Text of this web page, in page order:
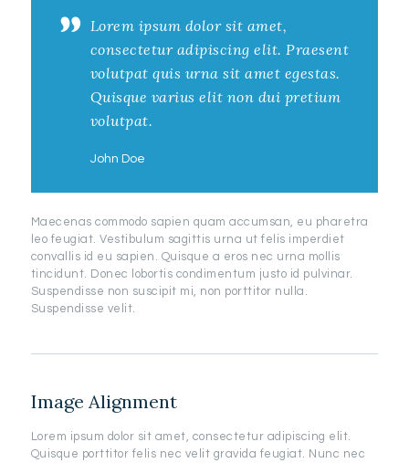
Lorem ipsum dolor sit amet,
consectetur adipiscing elit. Praesent
volutpat quis urna sit amet egestas.
Quisque varius elit non dui pretium
volutpat.
John Doe
Maecenas commodo sapien quam accumsan, eu pharetra
leo feugiat. Vestibulum sagittis urna ut felis imperdiet
convallis id eu sapien. Quisque a eros nec urna mollis
tincidunt. Donec lobortis condimentum justo id pulvinar.
Suspendisse non suscipit mi, non porttitor nulla.
Suspendisse velit.
Image Alignment
Lorem ipsum dolor sit amet, consectetur adipiscing elit.
Quisque porttitor felis nec velit gravida feugiat. Nunc nec